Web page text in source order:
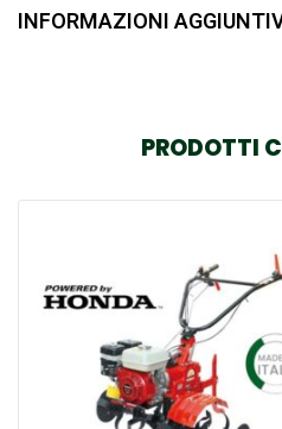
INFORMAZIONI
PRODOTTI